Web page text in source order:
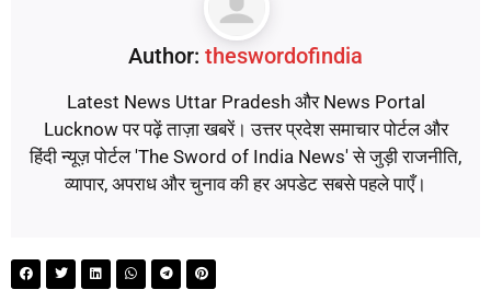
Author: theswordofindia
Latest News Uttar Pradesh और News Portal
Lucknow पर पढ़ें ताज़ा खबरें। उत्तर प्रदेश समाचार पोर्टल और
हिंदी न्यूज़ पोर्टल 'The Sword of India News' से जुड़ी राजनीति,
व्यापार, अपराध और चुनाव की हर अपडेट सबसे पहले पाएँ।